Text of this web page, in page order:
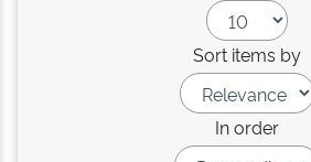
Sort items by
In order